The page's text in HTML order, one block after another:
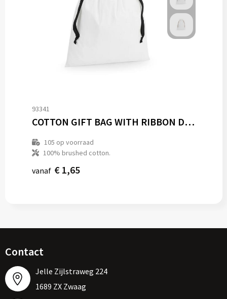
93341
COTTON GIFT BAG WITH RIBBON DRAWSTRING
105 op voorraad
100% brushed cotton.
vanaf € 1,65
Contact
Jelle Zijlstraweg 224
1689 ZX Zwaag